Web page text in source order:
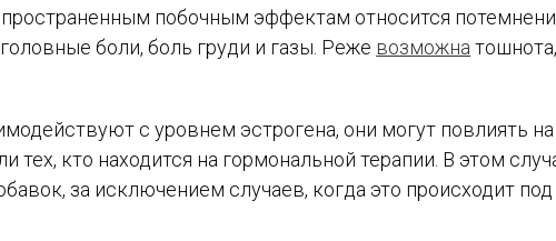
побочным эффектам относится
боли, боль груди и газы. Реже возможна тошнота,
с уровнем эстрогена, они могут повлиять на
кто находится на гормональной терапии. В этом
за исключением случаев, когда это происходит под